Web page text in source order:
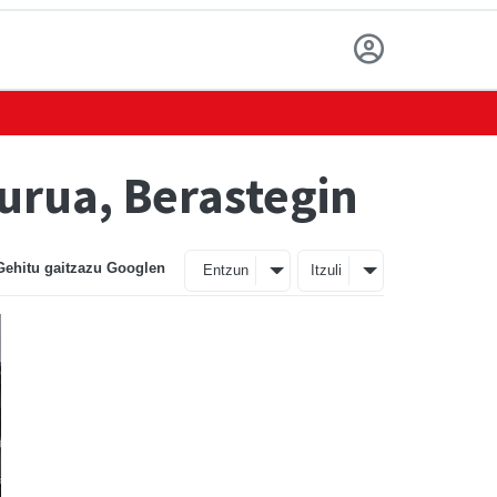
Berastegin
gaitzazu Googlen Entzun Itzuli